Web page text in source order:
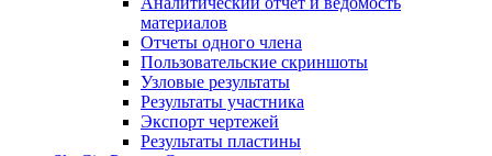
материалов
Отчеты одного члена
Пользовательские скриншоты
Узловые результаты
Результаты участника
Экспорт чертежей
Результаты пластины